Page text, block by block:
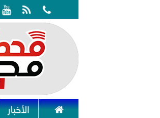
  
 الأخبار